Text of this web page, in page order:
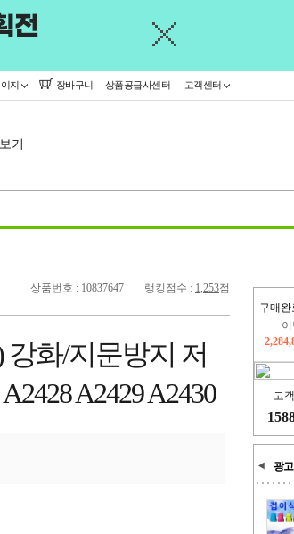
지 장바구니 상품공급사센터 고객센터
기
구매완
고
광고
상품번호 : 10837647 랭킹점수 : 1,253점
강화/지문방지 저
A2429 A2430